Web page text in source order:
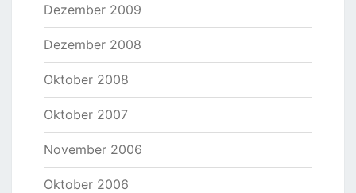
Dezember 2009
Dezember 2008
Oktober 2008
Oktober 2007
November 2006
Oktober 2006